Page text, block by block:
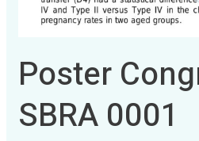
Poster
SBRA 0001